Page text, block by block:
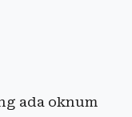
ada oknum